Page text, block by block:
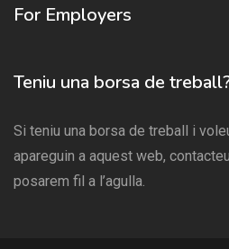
For Employers
Teniu una borsa de
Si teniu una borsa de treball i
apareguin a aquest web,
posarem fil a l’agulla.